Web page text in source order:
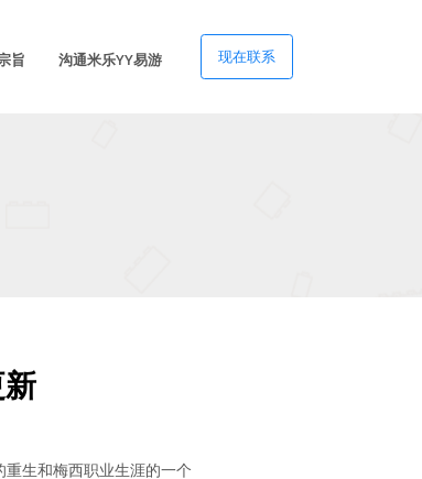
旨 沟通米乐YY易游 现在联系
生和梅西职业生涯的一个